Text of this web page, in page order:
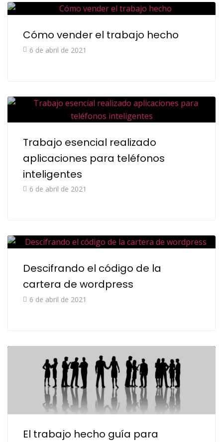
Cómo vender el trabajo hecho
6 de abril de 2021
Trabajo esencial realizado
aplicaciones para teléfonos
inteligentes
6 de abril de 2021
Descifrando el código de la
cartera de wordpress
6 de abril de 2021
El trabajo hecho guía para